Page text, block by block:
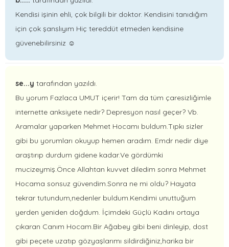
Kendisi işinin ehli, çok bilgili bir doktor. Kendisini tanıdığım
için çok şanslıyım Hiç tereddüt etmeden kendisine
güvenebilirsiniz ☺️
se...y tarafından yazıldı.
Bu yorum Fazlaca UMUT içerir! Tam da tüm çaresizliğimle
internette anksiyete nedir? Depresyon nasıl geçer? Vb.
Aramalar yaparken Mehmet Hocamı buldum.Tıpkı sizler
gibi bu yorumları okuyup hemen aradım. Emdr nedir diye
araştırıp durdum gidene kadar.Ve gördümki
mucizeymiş.Önce Allahtan kuvvet diledim sonra Mehmet
Hocama sonsuz güvendim.Sonra ne mi oldu? Hayata
tekrar tutundum,nedenler buldum.Kendimi unuttuğum
yerden yeniden doğdum. İçimdeki Güçlü Kadını ortaya
çıkaran Canım Hocam.Bir Ağabey gibi beni dinleyip, dost
gibi peçete uzatıp gözyaşlarımı sildirdiğiniz,harika bir